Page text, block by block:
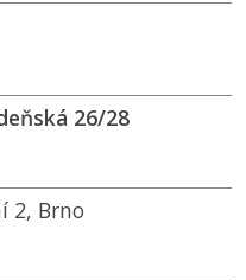
26/28
2, Brno